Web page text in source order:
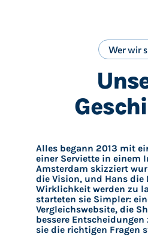
Wer wir
Alles begann 2013 mit
einer Serviette in einem
Amsterdam skizziert
die Vision, und Hans die
Wirklichkeit werden zu
starteten sie Simpler:
Vergleichswebsite, die
bessere
sie die richtigen Fragen